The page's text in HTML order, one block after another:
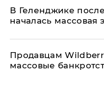
В Геленджике
началась массовая
Продавцам
массовые